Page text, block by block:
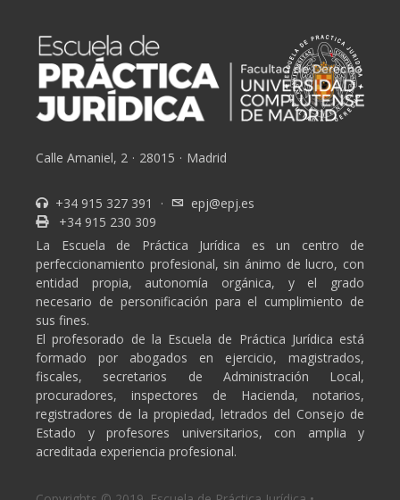
Calle Amaniel, 2 · 28015 · Madrid
+34 915 327 391 ·
epj@epj.es
+34 915 230 309
La Escuela de Práctica Jurídica es un centro de
perfeccionamiento profesional, sin ánimo de lucro, con
entidad propia, autonomía orgánica, y el grado
necesario de personificación para el cumplimiento de
sus fines.
El profesorado de la Escuela de Práctica Jurídica está
formado por abogados en ejercicio, magistrados,
fiscales, secretarios de Administración Local,
procuradores, inspectores de Hacienda, notarios,
registradores de la propiedad, letrados del Consejo de
Estado y profesores universitarios, con amplia y
acreditada experiencia profesional.